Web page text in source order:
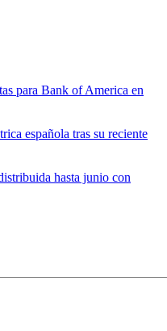
para Bank of America en
española tras su reciente
hasta junio con